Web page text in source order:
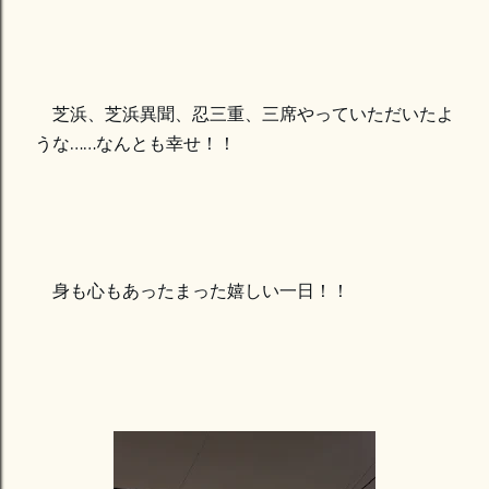
芝浜、芝浜異聞、忍三重、三席やっていただいたよ
うな……なんとも幸せ！！
身も心もあったまった嬉しい一日！！